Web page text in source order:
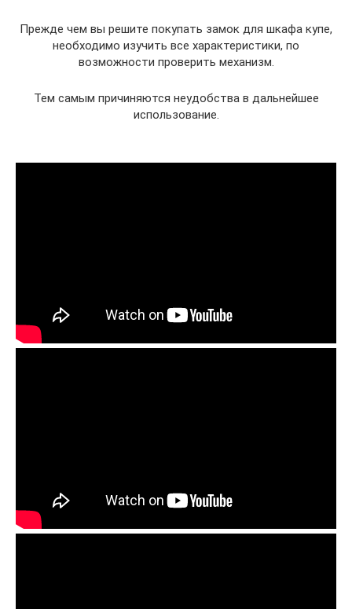
Прежде чем вы решите покупать замок для шкафа купе,
необходимо изучить все характеристики, по
возможности проверить механизм.
Тем самым причиняются неудобства в дальнейшее
использование.